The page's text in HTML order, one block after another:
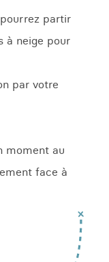
partir
à neige pour
par votre
moment au
face à